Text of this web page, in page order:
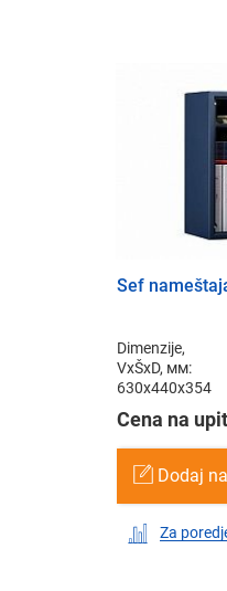
Sef
Dimenzije,
VxŠxD, мм:
630x440x354
Cena na upit
Dodaj
Za